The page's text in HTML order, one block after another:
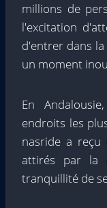
millions de
l'excitation
d'entrer dans
un moment
En Andalousie,
endroits les
nasride a reçu
attirés par la
tranquillité de